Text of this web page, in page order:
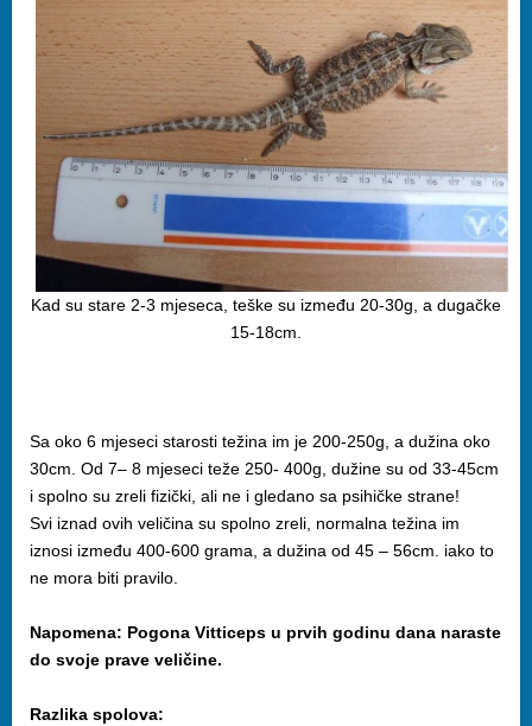
Kad su stare 2-3 mjeseca, teške su između 20-30g, a dugačke
15-18cm.
Sa oko 6 mjeseci starosti težina im je 200-250g, a dužina oko
30cm. Od 7– 8 mjeseci teže 250- 400g, dužine su od 33-45cm
i spolno su zreli fizički, ali ne i gledano sa psihičke strane!
Svi iznad ovih veličina su spolno zreli, normalna težina im
iznosi između 400-600 grama, a dužina od 45 – 56cm. iako to
ne mora biti pravilo.
Napomena: Pogona Vitticeps u prvih godinu dana naraste
do svoje prave veličine.
Razlika spolova: